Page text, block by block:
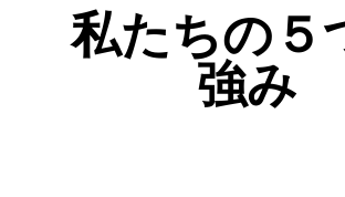
私たちの５
強み